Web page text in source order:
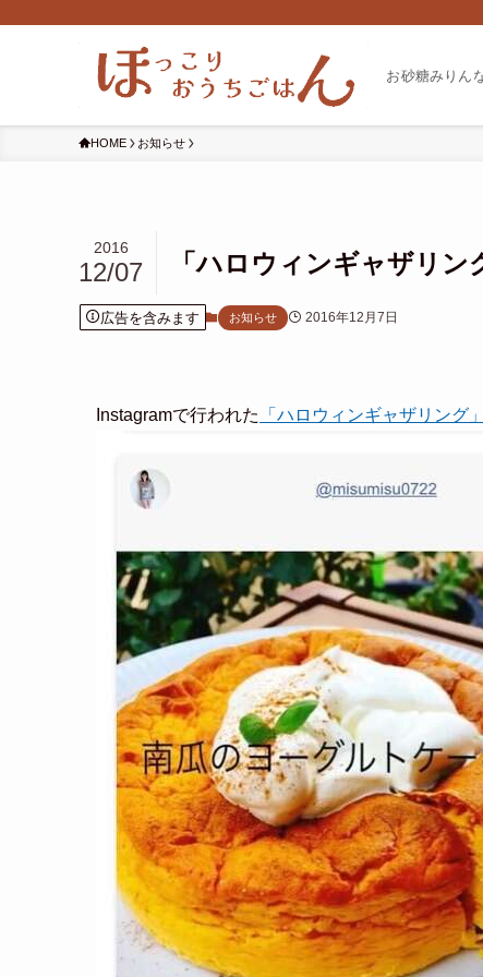
お砂糖みりん
HOME お知らせ
「ハロウィンギャザリ
2016
12/07
広告を含みます お知らせ 2016年12月7日
Instagramで行われた 「ハロウィンギャザリング